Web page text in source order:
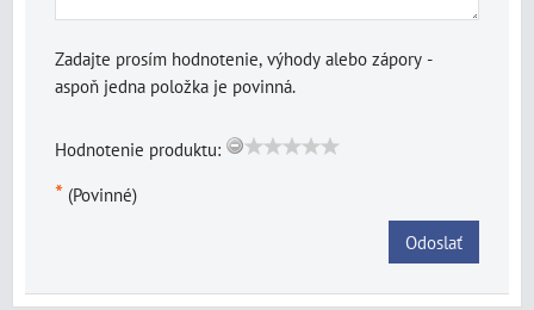
Zadajte prosím hodnotenie, výhody alebo zápory -
aspoň jedna položka je povinná.
Hodnotenie produktu:
* (Povinné)
Odoslať